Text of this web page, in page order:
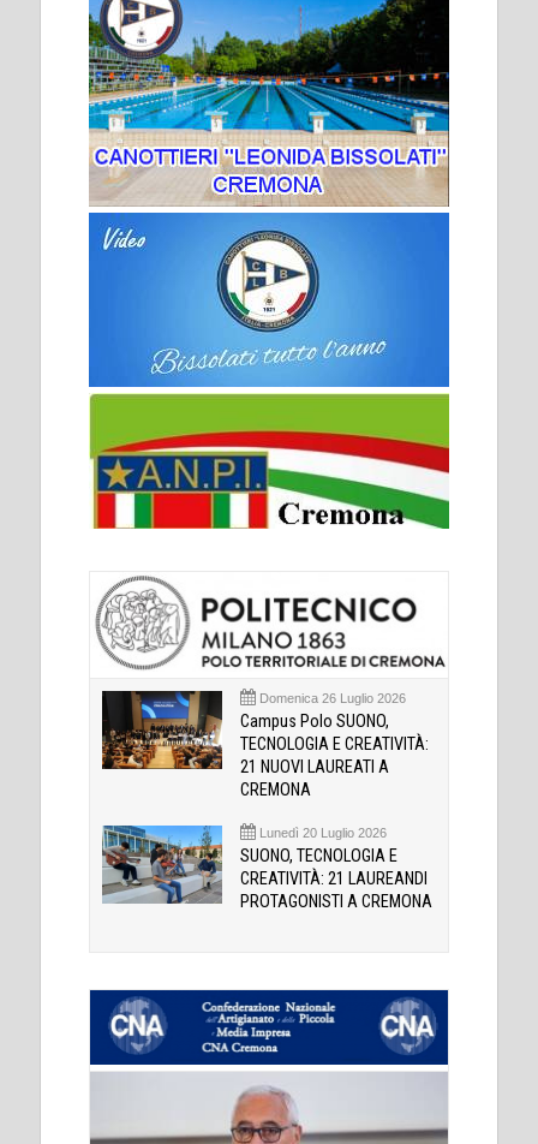
Domenica 26 Luglio 2026
Campus Polo SUONO,
TECNOLOGIA E CREATIVITÀ:
21 NUOVI LAUREATI A
CREMONA
Lunedì 20 Luglio 2026
SUONO, TECNOLOGIA E
CREATIVITÀ: 21 LAUREANDI
PROTAGONISTI A CREMONA